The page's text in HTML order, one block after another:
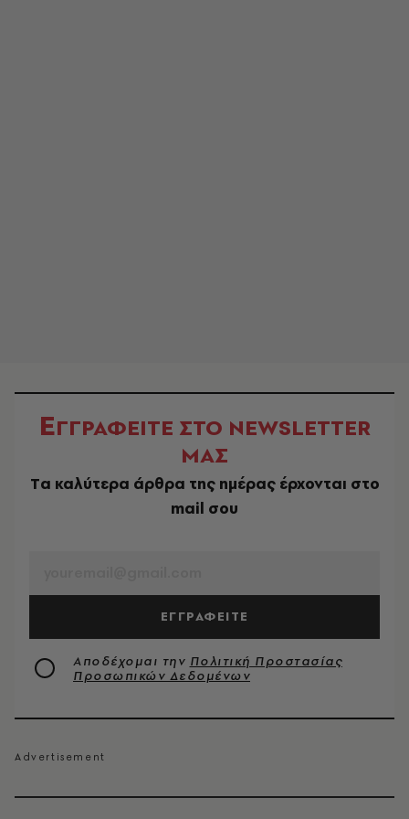
ΕΓΓΡΑΦΕΙΤΕ ΣΤΟ NEWSLETTER
ΜΑΣ
Tα καλύτερα άρθρα της ημέρας έρχονται στο
mail σου
ΕΓΓΡΑΦΕΙΤΕ
Αποδέχομαι την Πολιτική Προστασίας
Προσωπικών Δεδομένων